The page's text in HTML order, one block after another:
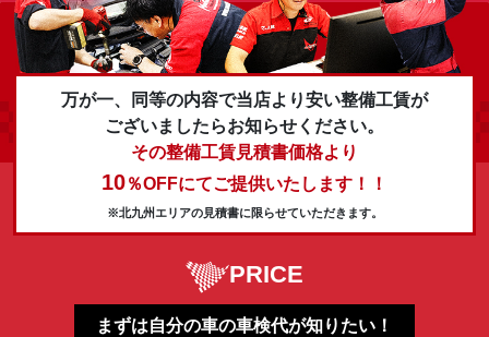
万が一、同等の内容で当店より安い整備工賃が
ございましたらお知らせください。
その整備工賃見積書価格より
10％OFFにてご提供いたします！！
※北九州エリアの見積書に限らせていただきます。
PRICE
まずは自分の車の車検代が知りたい！